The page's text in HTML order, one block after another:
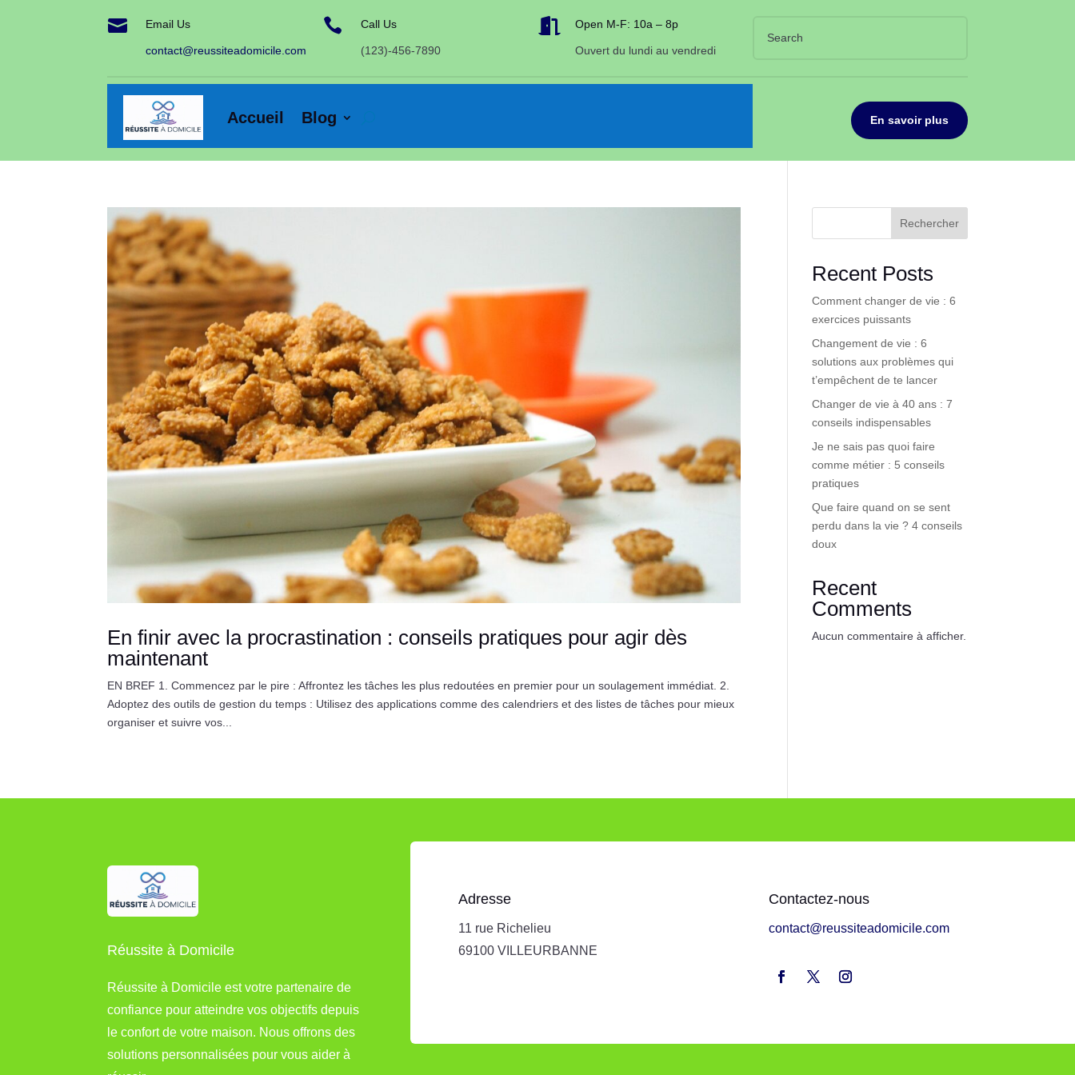
 Email Us
contact@reussiteadomicile.com
 Call Us
(123)-456-7890
 Open M-F: 10a – 8p
Ouvert du lundi au vendredi
Accueil Blog En savoir plus
En finir avec la procrastination : conseils pratiques pour agir dès
maintenant
EN BREF 1. Commencez par le pire : Affrontez les tâches les plus redoutées en premier pour un soulagement immédiat. 2.
Adoptez des outils de gestion du temps : Utilisez des applications comme des calendriers et des listes de tâches pour mieux
organiser et suivre vos...
Rechercher
Recent Posts
Comment changer de vie : 6
exercices puissants
Changement de vie : 6
solutions aux problèmes qui
t’empêchent de te lancer
Changer de vie à 40 ans : 7
conseils indispensables
Je ne sais pas quoi faire
comme métier : 5 conseils
pratiques
Que faire quand on se sent
perdu dans la vie ? 4 conseils
doux
Recent
Comments
Aucun commentaire à afficher.
Réussite à Domicile
Réussite à Domicile est votre partenaire de
confiance pour atteindre vos objectifs depuis
le confort de votre maison. Nous offrons des
solutions personnalisées pour vous aider à
Adresse
11 rue Richelieu
69100 VILLEURBANNE
Contactez-nous
contact@reussiteadomicile.com